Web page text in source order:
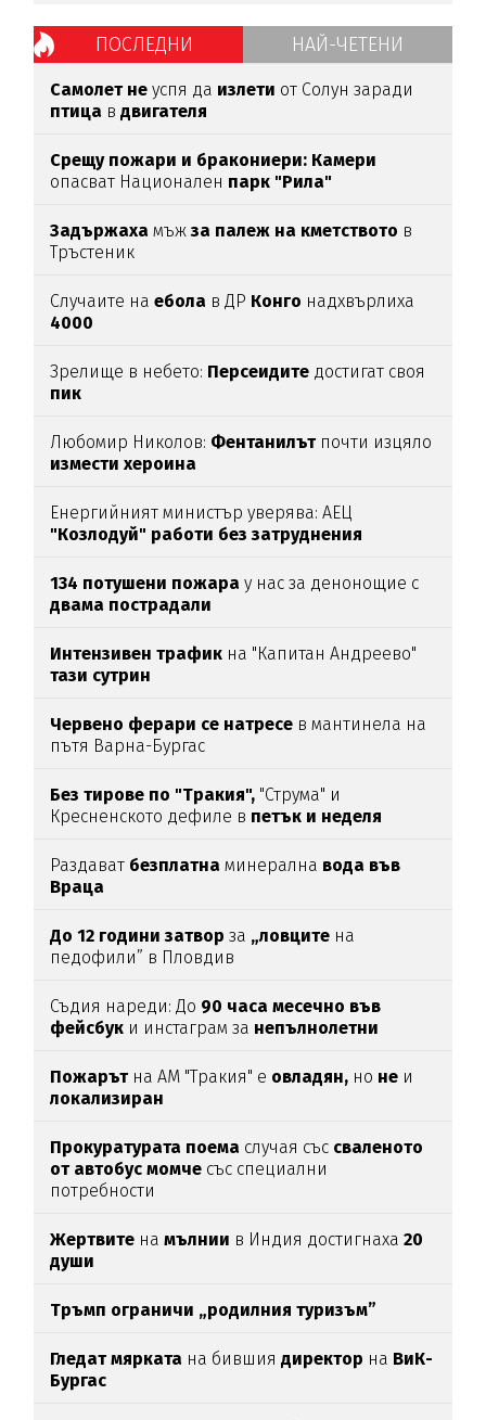
ПОСЛЕДНИ НАЙ-ЧЕТЕНИ
Самолет не успя да излети от Солун заради
птица вдвигателя
Срещу пожари и бракониери: Камери
опасват Национален парк "Рила"
Задържаха мъжза палеж на кметството в
Тръстеник
Случаите наебола в ДР Конго надхвърлиха
4000
Зрелище в небето: Персеидите достигат своя
пик
Любомир Николов: Фентанилътпочти изцяло
измести хероина
Енергийният министър уверява: АЕЦ
"Козлодуй" работи без затруднения
134 потушени пожара у нас за денонощие с
двама пострадали
Интензивен трафик на "Капитан Андреево"
тази сутрин
Червено ферари се натресе в мантинела на
пътя Варна-Бургас
Без тирове по "Тракия", "Струма" и
Кресненското дефиле в петък и неделя
Раздават безплатна минерална вода във
Враца
До 12 години затвор за „ловците на
педофили” в Пловдив
Съдия нареди: До 90 часа месечно във
фейсбук и инстаграм за непълнолетни
Пожарътна АМ "Тракия" е овладян, но не и
локализиран
Прокуратурата поема случая със сваленото
от автобус момче със специални
потребности
Жертвите намълнии в Индия достигнаха20
души
Тръмп ограничи „родилния туризъм”
Гледат мярката на бившиядиректор на ВиК-
Бургас